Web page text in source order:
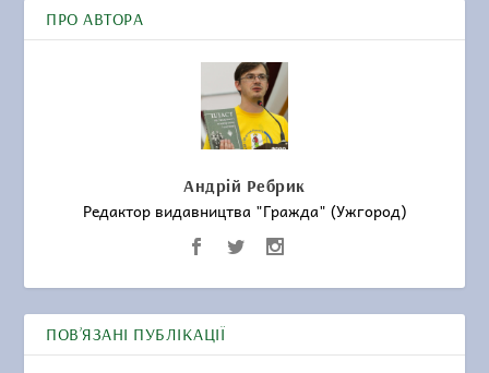
ПРО АВТОРА
Андрій Ребрик
Редактор видавництва "Гражда" (Ужгород)
ПОВ’ЯЗАНІ ПУБЛІКАЦІЇ